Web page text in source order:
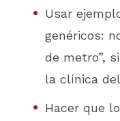
Usar
genéricos:
de metro”,
la clínica del
Hacer que